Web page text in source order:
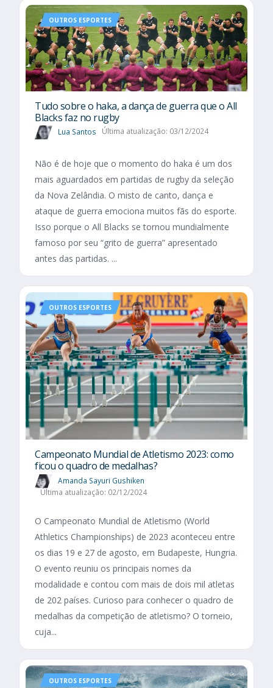
OUTROS ESPORTES
Tudo sobre o haka, a dança de guerra que o All
Blacks faz no rugby
Lua Santos Última atualização: 03/12/2024
Não é de hoje que o momento do haka é um dos
mais aguardados em partidas de rugby da seleção
da Nova Zelândia. O misto de canto, dança e
ataque de guerra emociona muitos fãs do esporte.
Isso porque o All Blacks se tornou mundialmente
famoso por seu “grito de guerra” apresentado
antes das partidas. ...
OUTROS ESPORTES
Campeonato Mundial de Atletismo 2023: como
ficou o quadro de medalhas?
Amanda Sayuri Gushiken
Última atualização: 02/12/2024
O Campeonato Mundial de Atletismo (World
Athletics Championships) de 2023 aconteceu entre
os dias 19 e 27 de agosto, em Budapeste, Hungria.
O evento reuniu os principais nomes da
modalidade e contou com mais de dois mil atletas
de 202 países. Curioso para conhecer o quadro de
medalhas da competição de atletismo? O torneio,
cuja...
OUTROS ESPORTES